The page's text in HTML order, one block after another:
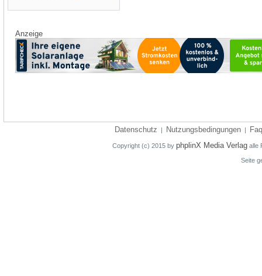
Anzeige
Datenschutz | Nutzungsbedingungen | Faq
Copyright (c) 2015 by phplinX Media Verlag alle
Seite